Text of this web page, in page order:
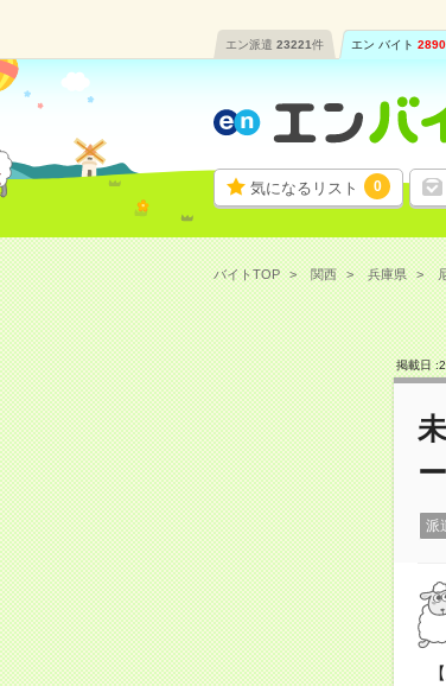
エン派遣 23221件 エン バイト
気になるリスト 0
バイトTOP 関西 兵庫県
掲載日 :
派